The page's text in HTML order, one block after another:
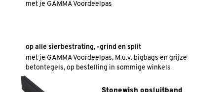
met je GAMMA Voordeelpas
op alle sierbestrating, -grind en split
met je GAMMA Voordeelpas, M.u.v. bigbags en grijze
betontegels, op bestelling in sommige winkels